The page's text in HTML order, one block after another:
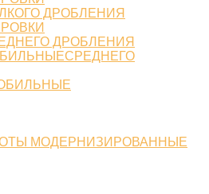
ДРОБЛЕНИЯ
ДРОБЛЕНИЯ
МОДЕРНИЗИРОВАННЫЕ